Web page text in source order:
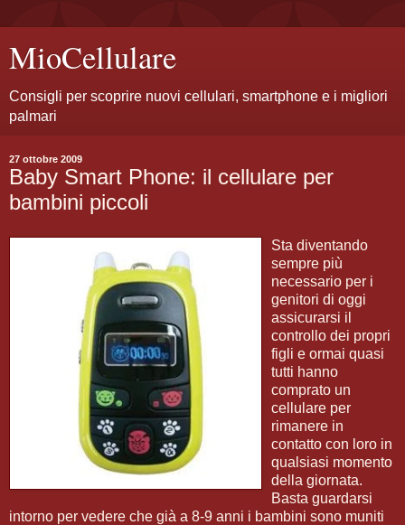
MioCellulare
Consigli per scoprire nuovi cellulari, smartphone e i migliori
palmari
27 ottobre 2009
Baby Smart Phone: il cellulare per
bambini piccoli
Sta diventando
sempre più
necessario per i
genitori di oggi
assicurarsi il
controllo dei propri
figli e ormai quasi
tutti hanno
comprato un
cellulare per
rimanere in
contatto con loro in
qualsiasi momento
della giornata.
Basta guardarsi
intorno per vedere che già a 8-9 anni i bambini sono muniti